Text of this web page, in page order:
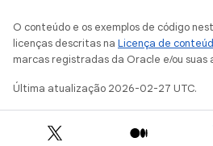
O conteúdo e os exemplos de código
licenças descritas na Licença de
marcas registradas da Oracle e/ou suas
Última atualização 2026-02-27 UTC.